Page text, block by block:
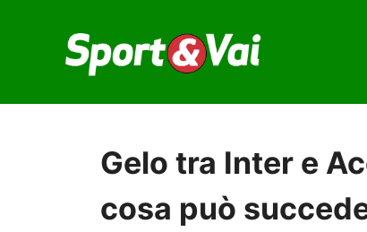
contenuto
Gelo tra Inter e
cosa può